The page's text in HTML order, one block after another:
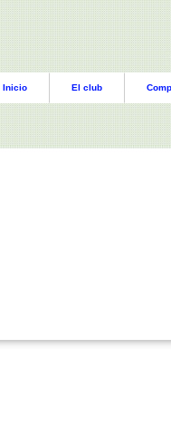
Inicio El club